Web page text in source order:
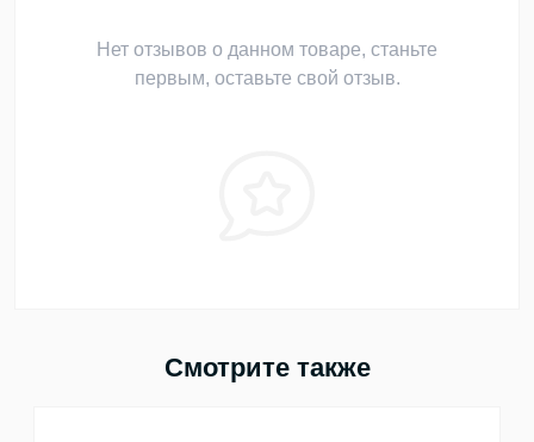
Нет отзывов о данном товаре, станьте
первым, оставьте свой отзыв.
Смотрите также